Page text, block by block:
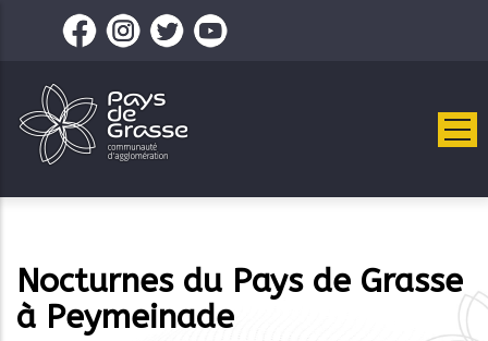
contenu
principal
Nocturnes du Pays de Grasse
à Peymeinade